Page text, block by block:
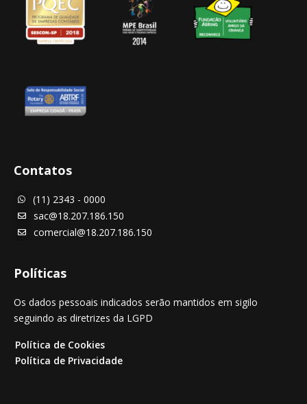
Contatos
 (11) 2343 - 0000
 sac@18.207.186.150
 comercial@18.207.186.150
Políticas
Os dados pessoais indicados serão mantidos em sigilo
seguindo as diretrizes da LGPD
Política de Cookies
Política de Privacidade